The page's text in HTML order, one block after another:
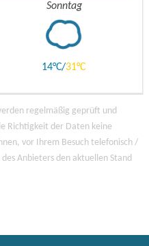
Sonntag
14 31
regelmäßig geprüft und
Richtigkeit der Daten keine
vor Ihrem Besuch telefonisch /
Anbieters den aktuellen Stand